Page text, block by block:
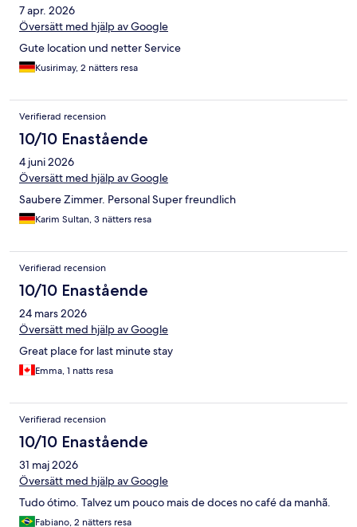
7 apr. 2026
Översätt med hjälp av Google
Gute location und netter Service
Kusirimay, 2 nätters resa
Verifierad recension
10/10 Enastående
4 juni 2026
Översätt med hjälp av Google
Saubere Zimmer. Personal Super freundlich
Karim Sultan, 3 nätters resa
Verifierad recension
10/10 Enastående
24 mars 2026
Översätt med hjälp av Google
Great place for last minute stay
Emma, 1 natts resa
Verifierad recension
10/10 Enastående
31 maj 2026
Översätt med hjälp av Google
Tudo ótimo. Talvez um pouco mais de doces no café da manhã.
Fabiano, 2 nätters resa